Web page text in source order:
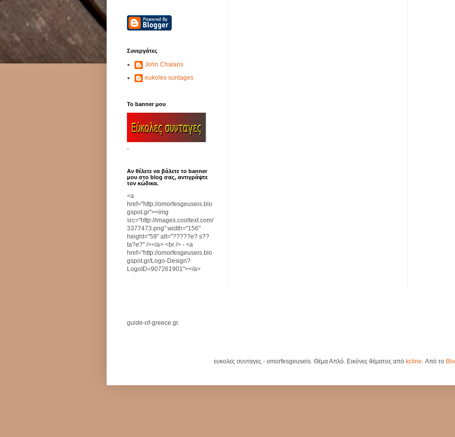
Συνεργάτες
John Chalaris
eukoles suntages
Το banner μου
-
Αν θέλετε να βάλετε το banner
μου στο blog σας, αντιγράψτε
τον κώδικα.
<a
href="http://omorfesgeuseis.blo
gspot.gr"><img
src="http://images.cooltext.com/
3377473.png" width="156"
height="59" alt="?????e? s??
ta?e?" /></a> <br /> - <a
href="http://omorfesgeuseis.blo
gspot.gr/Logo-Design?
LogoID=907261901"></a>
guide-of-greece.gr.
ευκολες συνταγες - omorfesgeuseis. Θέμα Απλό. Εικόνες θέματος από kcline . Από το